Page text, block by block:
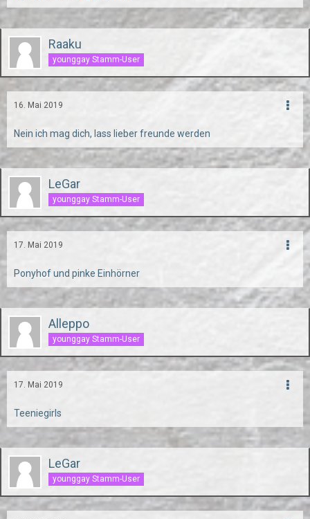
Raaku
younggay Stamm-User
16. Mai 2019
Nein ich mag dich, lass lieber freunde werden
LeGar
younggay Stamm-User
17. Mai 2019
Ponyhof und pinke Einhörner
Alleppo
younggay Stamm-User
17. Mai 2019
Teeniegirls
LeGar
younggay Stamm-User